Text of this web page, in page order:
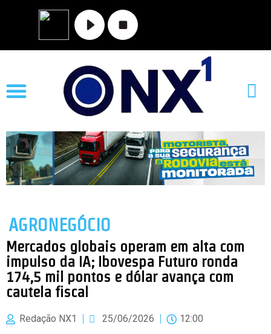
AGRONEGÓCIO
Mercados globais operam em alta com
impulso da IA; Ibovespa Futuro ronda
174,5 mil pontos e dólar avança com
cautela fiscal
Redação NX1 25/06/2026 12:00